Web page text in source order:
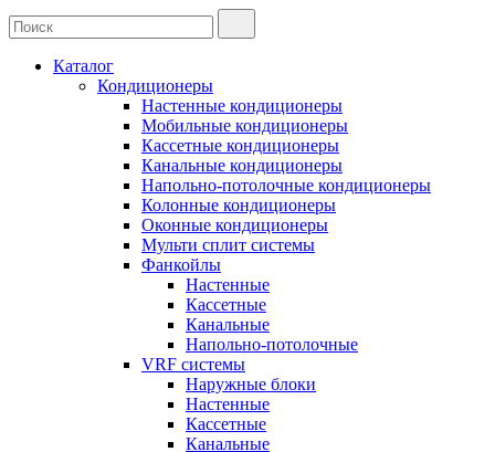
Каталог
Кондиционеры
Настенные кондиционеры
Мобильные кондиционеры
Кассетные кондиционеры
Канальные кондиционеры
Напольно-потолочные кондиционеры
Колонные кондиционеры
Оконные кондиционеры
Мульти сплит системы
Фанкойлы
Настенные
Кассетные
Канальные
Напольно-потолочные
VRF системы
Наружные блоки
Настенные
Кассетные
Канальные